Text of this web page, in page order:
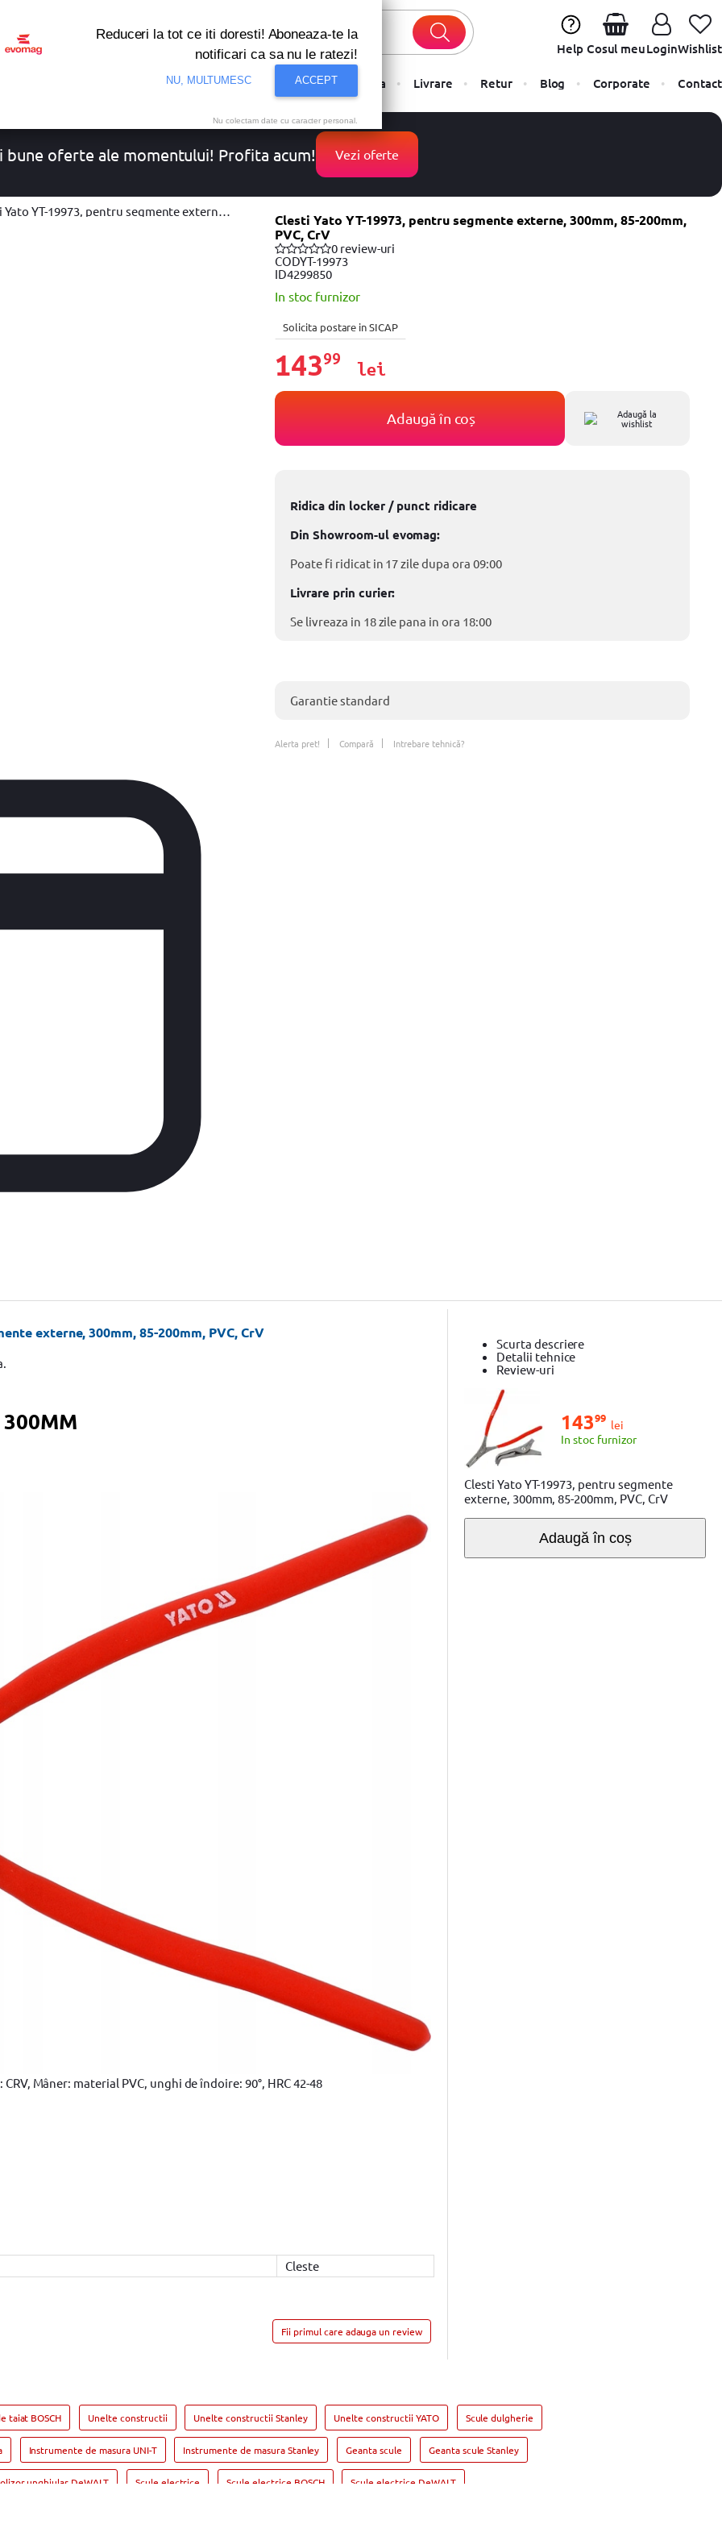
Help Cosul meuLoginWishlist
Oferte Resigilate Solutii de Plata Livrare Retur Blog Corporate Contact
bune oferte ale momentului! Profita acum! Vezi oferte
YT-19973, pentru segmente externe, 300mm, 85-200mm, PVC, CrV
Clesti Yato YT-19973, pentru segmente externe, 300mm, 85-200mm,
PVC, CrV
0 review-uri
CODYT-19973
ID4299850
In stoc furnizor
Solicita postare in SICAP
14399
lei
Adaugă în coș Adaugă la
wishlist
Ridica din locker / punct ridicare
Din Showroom-ul evomag:
Poate fi ridicat in 17 zile dupa ora 09:00
Livrare prin curier:
Se livreaza in 18 zile pana in ora 18:00
Garantie standard
Alerta pret! Compară Intrebare tehnică?
Scurta descriere
Detalii tehnice
Review-uri
14399 lei
In stoc furnizor
Clesti Yato YT-19973, pentru segmente
externe, 300mm, 85-200mm, PVC, CrV
Adaugă în coș
externe, 300mm, 85-200mm, PVC, CrV
300MM
Mâner: material PVC, unghi de îndoire: 90°, HRC 42-48
Cleste
Fii primul care adauga un review
taiat BOSCH Unelte constructii Unelte constructii Stanley Unelte constructii YATO Scule dulgherie
Instrumente de masura UNI-T Instrumente de masura Stanley Geanta scule Geanta scule Stanley
unghiular DeWALT Scule electrice Scule electrice BOSCH Scule electrice DeWALT
Reduceri la tot ce iti doresti! Aboneaza-te la
notificari ca sa nu le ratezi!
NU, MULTUMESC ACCEPT
Nu colectam date cu caracter personal.